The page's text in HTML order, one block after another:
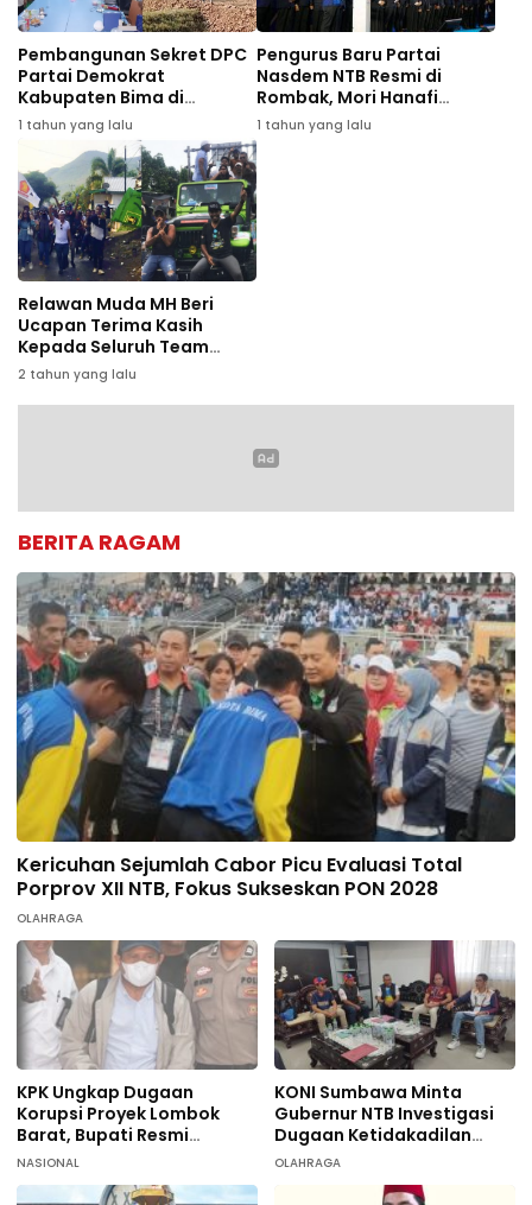
Pembangunan Sekret DPC
Partai Demokrat
Kabupaten Bima di
Pastikan Rampung 2025
1 tahun yang lalu
Pengurus Baru Partai
Nasdem NTB Resmi di
Rombak, Mori Hanafi
Warning ke Anggota Harus
tetap solid
1 tahun yang lalu
Relawan Muda MH Beri
Ucapan Terima Kasih
Kepada Seluruh Team
Pendukung BBF- DJ
2 tahun yang lalu
BERITA RAGAM
Kericuhan Sejumlah Cabor Picu Evaluasi Total
Porprov XII NTB, Fokus Sukseskan PON 2028
OLAHRAGA
KPK Ungkap Dugaan
Korupsi Proyek Lombok
Barat, Bupati Resmi
Tersangka
NASIONAL
KONI Sumbawa Minta
Gubernur NTB Investigasi
Dugaan Ketidakadilan
terhadap 9 Atlet
OLAHRAGA